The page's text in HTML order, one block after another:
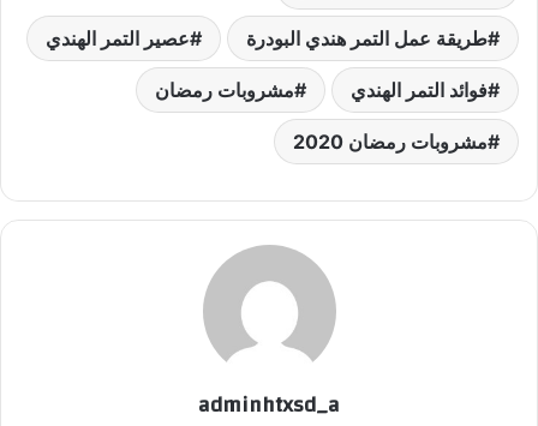
طريقة عمل التمر هندي البودرة عصير التمر الهندي
فوائد التمر الهندي مشروبات رمضان
مشروبات رمضان 2020
adminhtxsd_a